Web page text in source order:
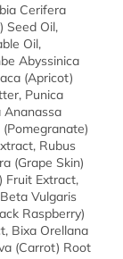
Cerifera
Seed Oil,
Oil,
Abyssinica
(Apricot)
Punica
Ananassa
Rubus
(Grape Skin)
Fruit Extract,
Vulgaris
Raspberry)
Bixa Orellana
(Carrot) Root